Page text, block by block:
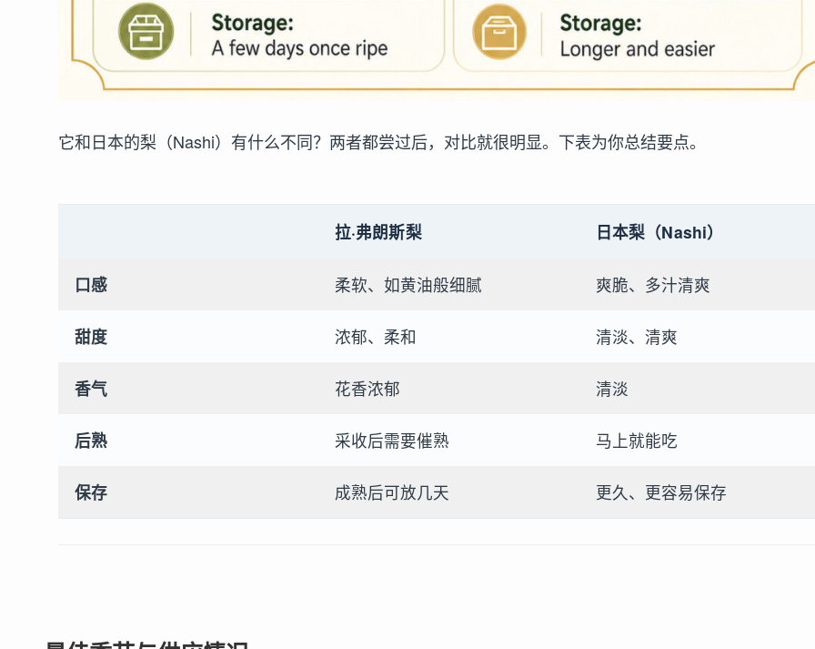
它和日本的梨（Nashi）有什么不同？两者都尝过后，对比就很明显。下表为你总结要点。
拉·弗朗斯梨 日本梨（Nashi）
口感 柔软、如黄油般细腻 爽脆、多汁清爽
甜度 浓郁、柔和 清淡、清爽
香气 花香浓郁 清淡
后熟 采收后需要催熟 马上就能吃
保存 成熟后可放几天 更久、更容易保存